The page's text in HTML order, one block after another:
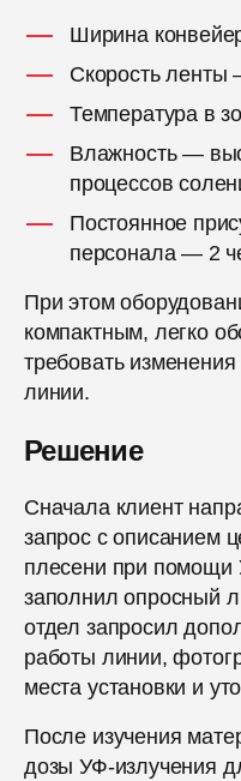
Ширина
Скорость ленты
Температура в
Влажность —
процессов
Постоянное
персонала — 2
При этом
компактным, легко
требовать
линии.
Решение
Сначала клиент
запрос с описанием
плесени при
заполнил опросный
отдел запросил
работы линии,
места установки и
После изучения
дозы УФ-излучения